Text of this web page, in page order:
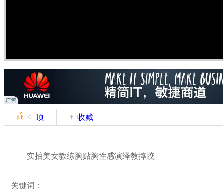
0 顶 收藏
实拍美女教练胸贴胸性感演绎教摔跤
关键词：